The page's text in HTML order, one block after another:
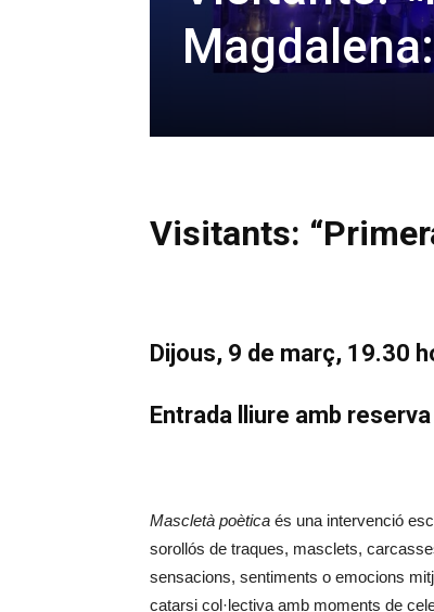
Visitants:
Dijous, 9 de març, 19.30
Entrada lliure amb
Mascletà poètica és una intervenció
sorollós de traques, masclets,
sensacions, sentiments o emocions
catarsi col·lectiva amb moments de